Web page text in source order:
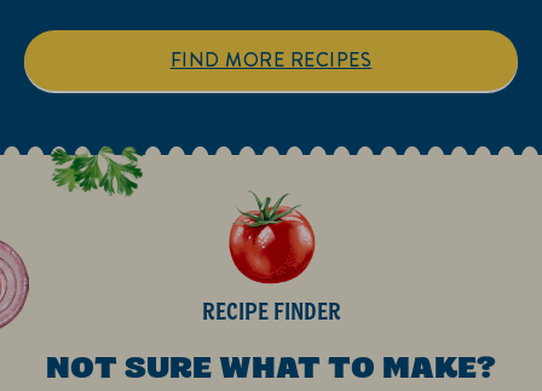
FIND MORE RECIPES
RECIPE FINDER
NOT SURE WHAT TO MAKE?